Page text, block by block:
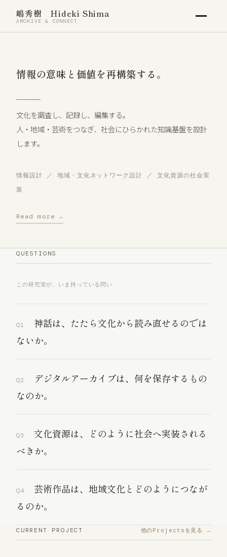
嶋秀樹 Hideki Shima
ARCHIVE & CONNECT
情報の意味と価値を再構築する。
文化を調査し、記録し、編集する。
人・地域・芸術をつなぎ、社会にひらかれた知識基盤を設計
します。
情報設計 ／ 地域・文化ネットワーク設計 ／ 文化資源の社会実
装
Read more →
QUESTIONS
この研究室が、いま持っている問い
Q1
神話は、たたら文化から読み直せるのでは
ないか。
Q2
デジタルアーカイブは、何を保存するもの
なのか。
Q3
文化資源は、どのように社会へ実装される
べきか。
Q4
芸術作品は、地域文化とどのようにつなが
るのか。
CURRENT PROJECT 他のProjectsを見る →